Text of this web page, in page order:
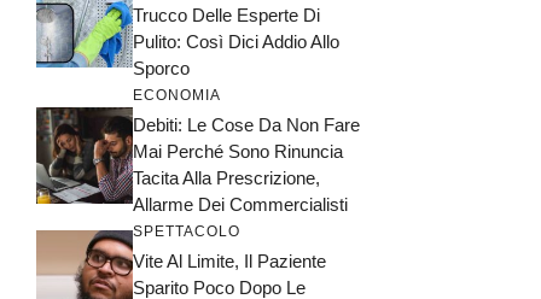
Trucco Delle Esperte Di
Pulito: Così Dici Addio Allo
Sporco
ECONOMIA
Debiti: Le Cose Da Non Fare
Mai Perché Sono Rinuncia
Tacita Alla Prescrizione,
Allarme Dei Commercialisti
SPETTACOLO
Vite Al Limite, Il Paziente
Sparito Poco Dopo Le